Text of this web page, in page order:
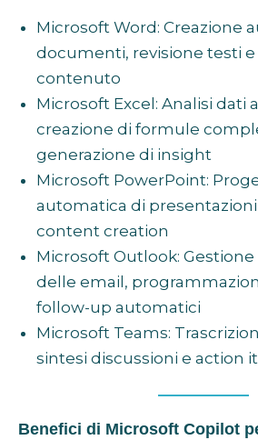
Microsoft Word: Creazione
documenti, revisione testi
contenuto
Microsoft Excel: Analisi dati
creazione di formule
generazione di insight
Microsoft PowerPoint:
automatica di
content creation
Microsoft Outlook:
delle email,
follow-up automatici
Microsoft Teams:
sintesi discussioni e action
Benefici di Microsoft Copilot